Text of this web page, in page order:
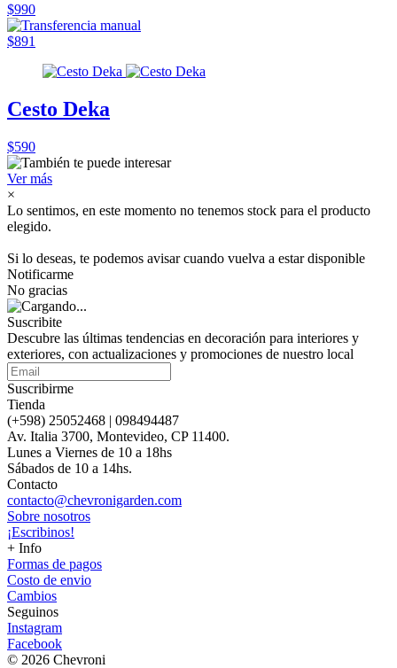
$990
$891
Cesto Deka
$590
Ver más
×
Lo sentimos, en este momento no tenemos stock para el producto
elegido.
Si lo deseas, te podemos avisar cuando vuelva a estar disponible
Notificarme
No gracias
Suscribite
Descubre las últimas tendencias en decoración para interiores y
exteriores, con actualizaciones y promociones de nuestro local
Suscribirme
Tienda
(+598) 25052468 | 098494487
Av. Italia 3700, Montevideo, CP 11400.
Lunes a Viernes de 10 a 18hs
Sábados de 10 a 14hs.
Contacto
contacto@chevronigarden.com
Sobre nosotros
¡Escribinos!
+ Info
Formas de pagos
Costo de envio
Cambios
Seguinos
Instagram
Facebook
© 2026 Chevroni